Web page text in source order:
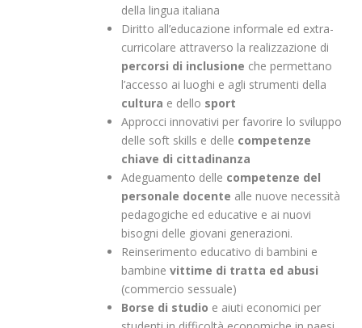
della lingua italiana
Diritto all’educazione informale ed extra-
curricolare attraverso la realizzazione di
percorsi di inclusione che permettano
l’accesso ai luoghi e agli strumenti della
cultura e dello sport
Approcci innovativi per favorire lo sviluppo
delle soft skills e delle competenze
chiave di cittadinanza
Adeguamento delle competenze del
personale docente alle nuove necessità
pedagogiche ed educative e ai nuovi
bisogni delle giovani generazioni.
Reinserimento educativo di bambini e
bambine vittime di tratta ed abusi
(commercio sessuale)
Borse di studio e aiuti economici per